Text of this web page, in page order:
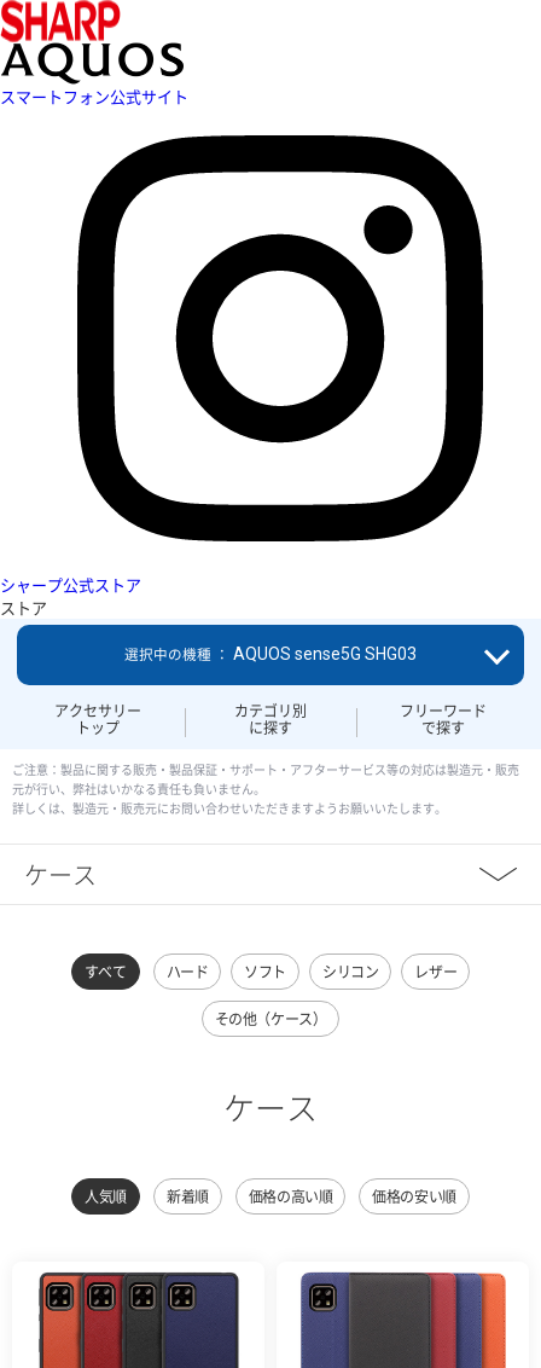
スマートフォン公式サイト
シャープ公式ストア
ストア
アクセサリー
トップ
カテゴリ別
に探す
フリーワード
で探す
選択中の機種 ： AQUOS sense5G SHG03
ご注意：製品に関する販売・製品保証・サポート・アフターサービス等の対応は製造元・販売
元が行い、弊社はいかなる責任も負いません。
詳しくは、製造元・販売元にお問い合わせいただきますようお願いいたします。
ケース
すべて ハード ソフト シリコン レザー
その他（ケース）
ケース
人気順 新着順 価格の高い順 価格の安い順